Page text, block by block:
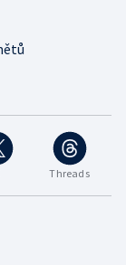
Threads